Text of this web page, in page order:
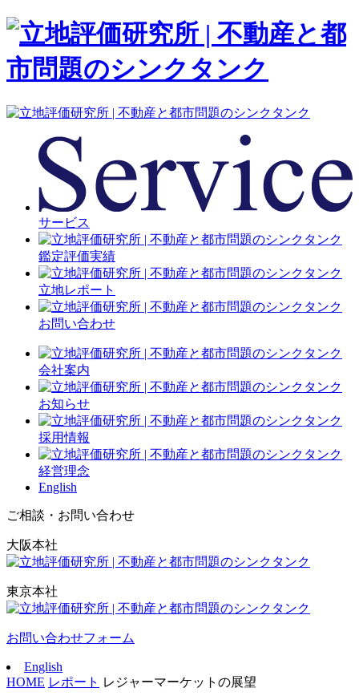
サービス
鑑定評価実績
立地レポート
お問い合わせ
会社案内
お知らせ
採用情報
経営理念
English
ご相談・お問い合わせ
大阪本社
東京本社
お問い合わせフォーム
English
HOME レポート レジャーマーケットの展望